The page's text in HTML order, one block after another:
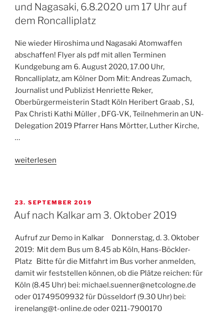
und Nagasaki, 6.8.2020 um 17 Uhr auf
dem Roncalliplatz
Nie wieder Hiroshima und Nagasaki Atomwaffen
abschaffen! Flyer als pdf mit allen Terminen
Kundgebung am 6. August 2020, 17.00 Uhr,
Roncalliplatz, am Kölner Dom Mit: Andreas Zumach,
Journalist und Publizist Henriette Reker,
Oberbürgermeisterin Stadt Köln Heribert Graab , SJ,
Pax Christi Kathi Müller , DFG-VK, Teilnehmerin an UN-
Delegation 2019 Pfarrer Hans Mörtter, Luther Kirche,
…
„Kundgebung
Jahrestag
des
auf
Hiroshima
und
Nagasaki,
6.8.2020
um
weiterlesen
VERÖFFENTLICHT
AM
23. SEPTEMBER 2019
Auf nach Kalkar am 3. Oktober 2019
Aufruf zur Demo in Kalkar Donnerstag, d. 3. Oktober
2019: Mit dem Bus um 8.45 ab Köln, Hans-Böckler-
Platz Bitte für die Mitfahrt im Bus vorher anmelden,
damit wir feststellen können, ob die Plätze reichen: für
Köln (8.45 Uhr) bei: michael.suenner@netcologne.de
oder 01749509932 für Düsseldorf (9.30 Uhr) bei:
irenelang@t-online.de oder 0211-7900170